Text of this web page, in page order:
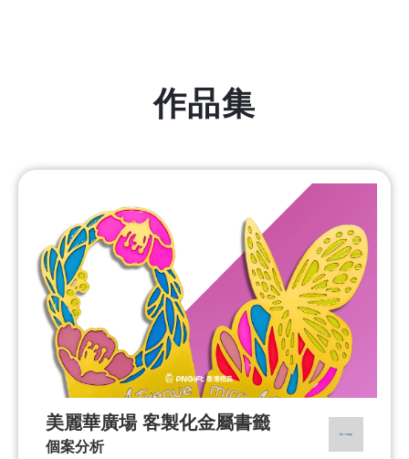
作品集
美麗華廣場 客製化金屬書籤
個案分析